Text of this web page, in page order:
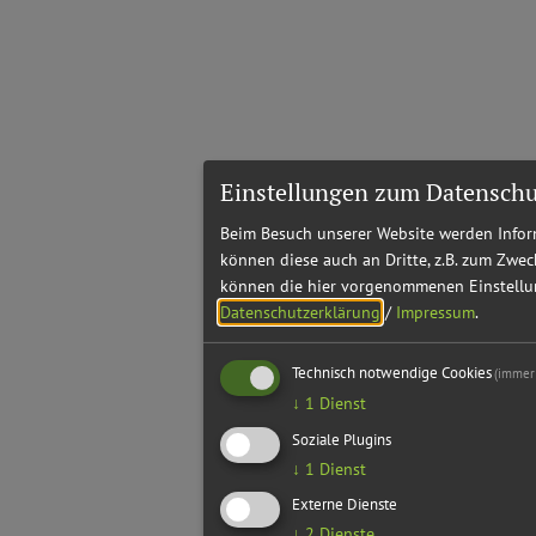
Einstellungen zum
Beim Besuch unserer Website werden
können diese auch an Dritte, z.B. zum
können die hier vorgenommenen
Datenschutzerklärung / Impressum.
Technisch notwendige Cookies
↓ 1 Dienst
Soziale Plugins
↓ 1 Dienst
Externe Dienste